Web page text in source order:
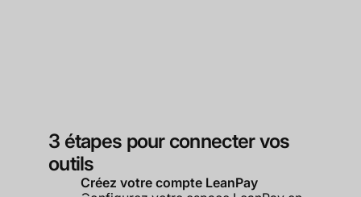
3 étapes pour connecter vos
outils
Créez votre compte LeanPay